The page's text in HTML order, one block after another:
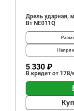
Дрель ударная,
Вт NE011Q
5 330 ₽
В кредит от 178/